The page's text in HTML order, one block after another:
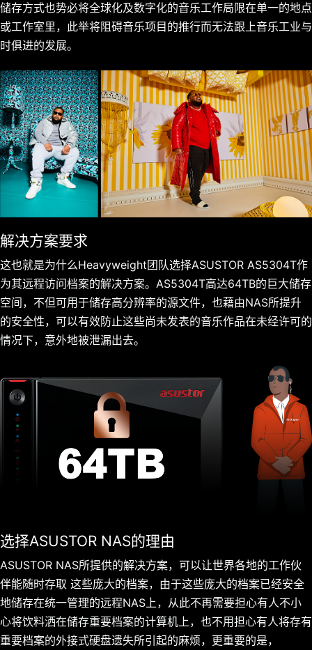
储存方式也势必将全球化及数字化的音乐工作局限在单一的地点
或工作室里，此举将阻碍音乐项目的推行而无法跟上音乐工业与
时俱进的发展。
解决方案要求
这也就是为什么Heavyweight团队选择ASUSTOR AS5304T作
为其远程访问档案的解决方案。AS5304T高达64TB的巨大储存
空间，不但可用于储存高分辨率的源文件，也藉由NAS所提升
的安全性，可以有效防止这些尚未发表的音乐作品在未经许可的
情况下，意外地被泄漏出去。
选择ASUSTOR NAS的理由
ASUSTOR NAS所提供的解决方案，可以让世界各地的工作伙
伴能随时存取 这些庞大的档案，由于这些庞大的档案已经安全
地储存在统一管理的远程NAS上，从此不再需要担心有人不小
心将饮料洒在储存重要档案的计算机上，也不用担心有人将存有
重要档案的外接式硬盘遗失所引起的麻烦，更重要的是，